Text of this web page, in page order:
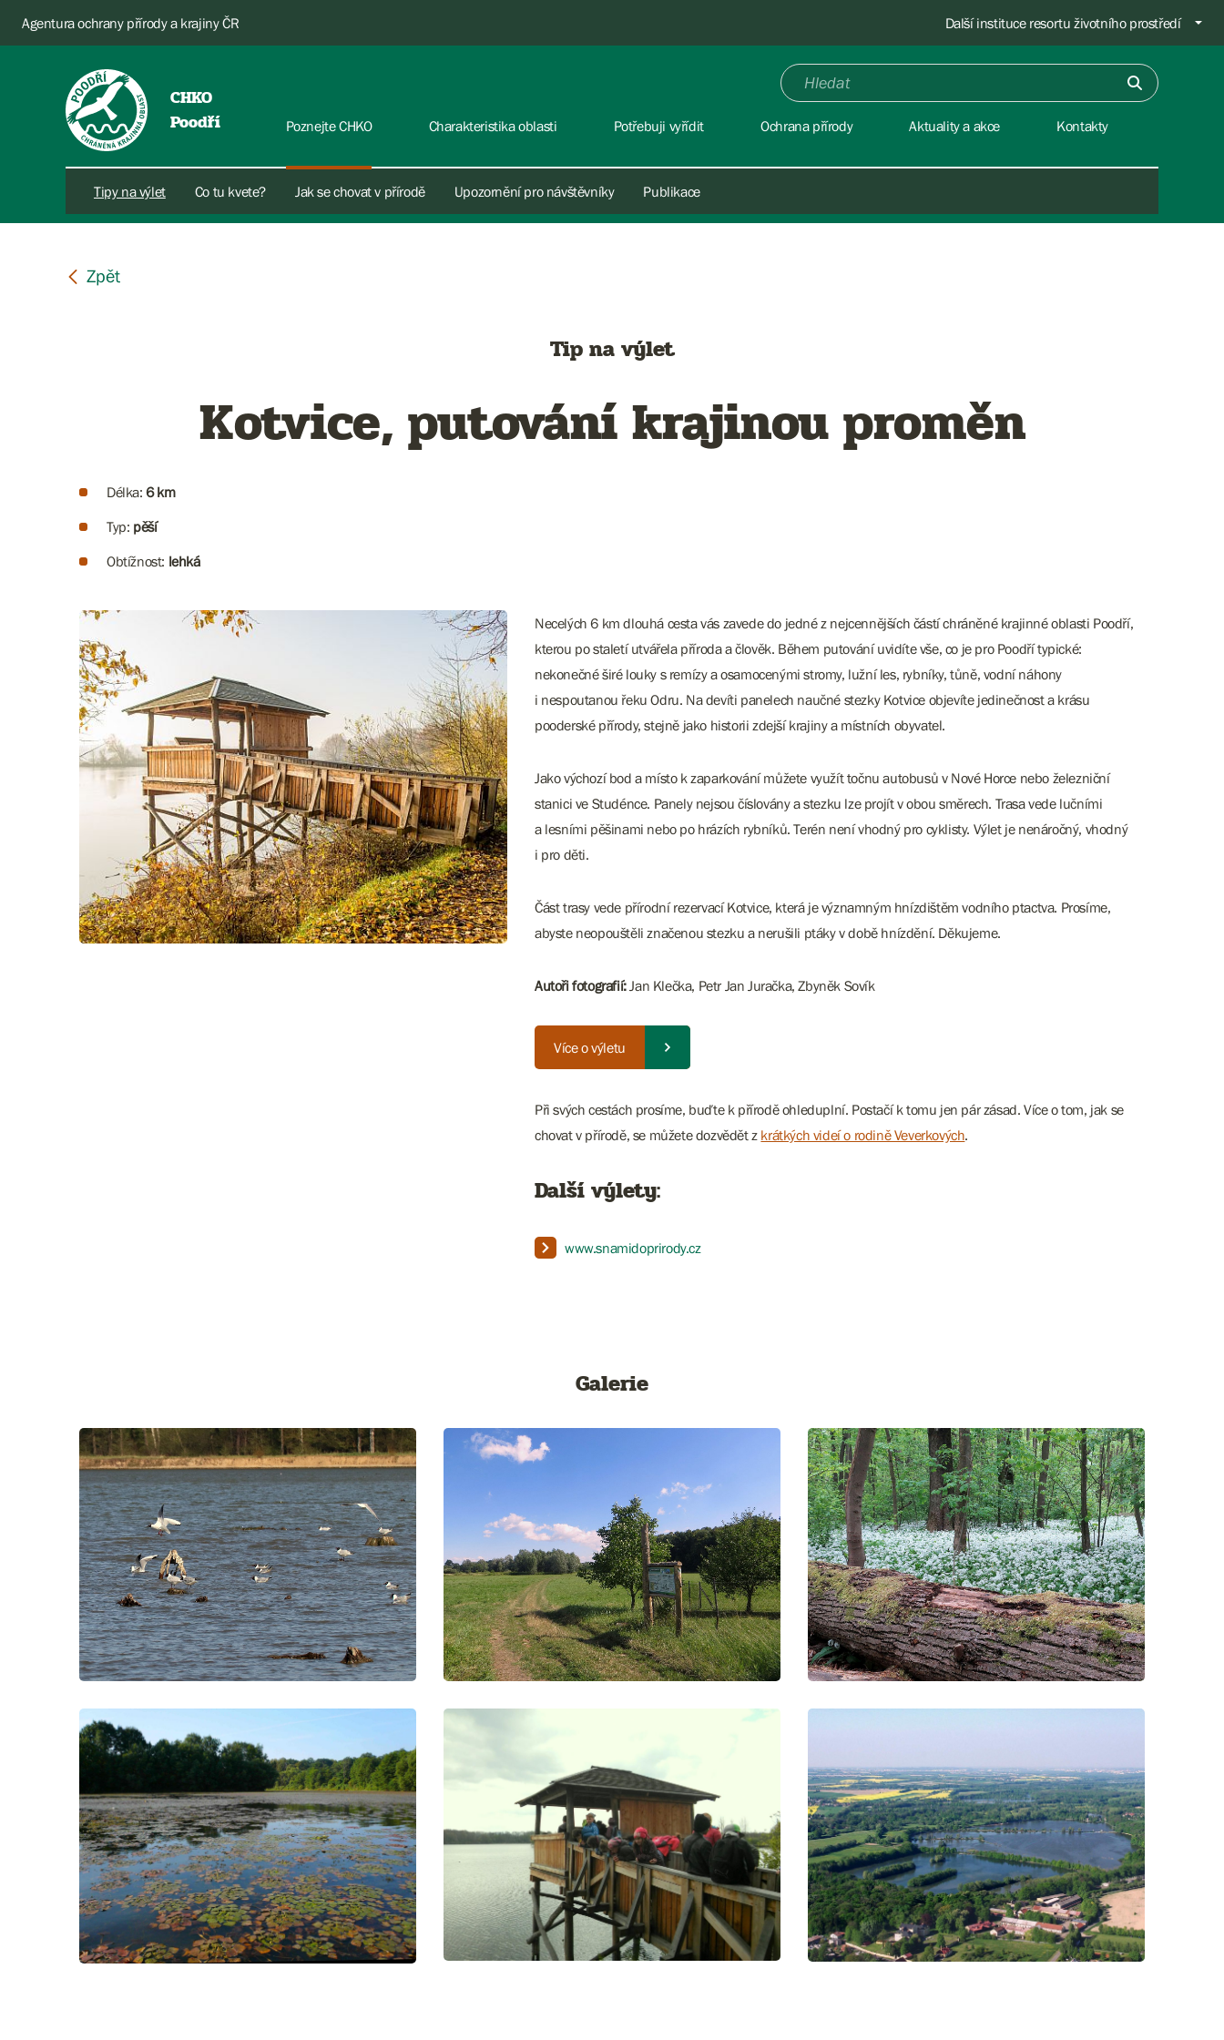
Agentura ochrany přírody a krajiny ČR Další instituce resortu životního prostředí
CHKO
Poodří
Poznejte CHKO
Tipy na výlet Co tu kvete? Jak se chovat v přírodě Upozornění pro návštěvníky Publikace
Charakteristika oblasti Potřebuji vyřídit Ochrana přírody Aktuality a akce Kontakty
Tip na výlet
Kotvice, putování krajinou proměn
Délka:6 km
Typ: pěší
Obtížnost: lehká
Necelých 6 km dlouhá cesta vás zavede do jedné z nejcennějších částí chráněné krajinné oblasti Poodří,
kterou po staletí utvářela příroda a člověk. Během putování uvidíte vše, co je pro Poodří typické:
nekonečné širé louky s remízy a osamocenými stromy, lužní les, rybníky, tůně, vodní náhony
i nespoutanou řeku Odru. Na devíti panelech naučné stezky Kotvice objevíte jedinečnost a krásu
pooderské přírody, stejně jako historii zdejší krajiny a místních obyvatel.
Jako výchozí bod a místo k zaparkování můžete využít točnu autobusů v Nové Horce nebo železniční
stanici ve Studénce. Panely nejsou číslovány a stezku lze projít v obou směrech. Trasa vede lučními
a lesními pěšinami nebo po hrázích rybníků. Terén není vhodný pro cyklisty. Výlet je nenáročný, vhodný
i pro děti.
Část trasy vede přírodní rezervací Kotvice, která je významným hnízdištěm vodního ptactva. Prosíme,
abyste neopouštěli značenou stezku a nerušili ptáky v době hnízdění. Děkujeme.
Autoři fotografií:Jan Klečka, Petr Jan Juračka, Zbyněk Sovík
Více o výletu
Při svých cestách prosíme, buďte k přírodě ohleduplní. Postačí k tomu jen pár zásad. Více o tom, jak se
chovat v přírodě, se můžete dozvědět z krátkých videí o rodině Veverkových.
Další výlety:
www.snamidoprirody.cz
Galerie